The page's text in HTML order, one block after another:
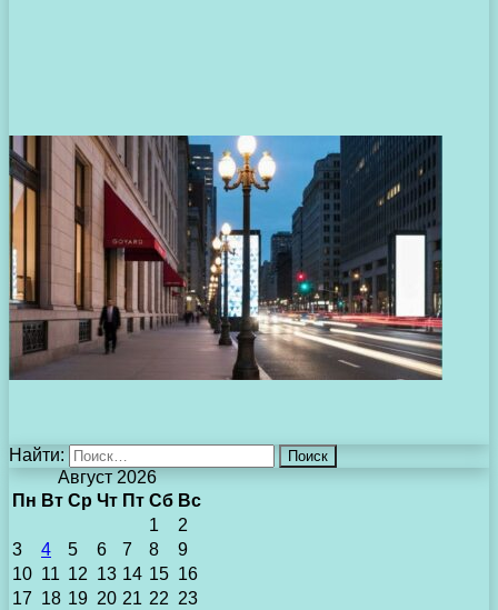
Найти:
Август 2026
Пн Вт Ср Чт Пт Сб Вс
1
2
3
4 5 6 7 8
9
10 11 12 13 14 15 16
17 18 19 20 21 22 23